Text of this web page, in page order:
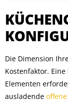
Die Dimension
Kostenfaktor. Eine
Elementen
ausladende